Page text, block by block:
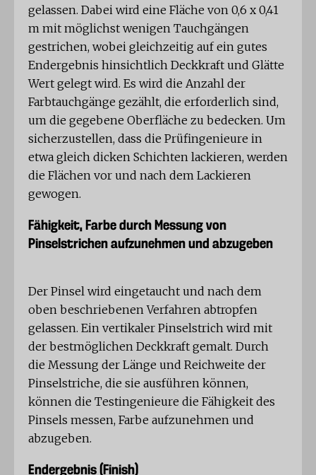
gelassen. Dabei wird eine Fläche von 0,6 x 0,41
m mit möglichst wenigen Tauchgängen
gestrichen, wobei gleichzeitig auf ein gutes
Endergebnis hinsichtlich Deckkraft und Glätte
Wert gelegt wird. Es wird die Anzahl der
Farbtauchgänge gezählt, die erforderlich sind,
um die gegebene Oberfläche zu bedecken. Um
sicherzustellen, dass die Prüfingenieure in
etwa gleich dicken Schichten lackieren, werden
die Flächen vor und nach dem Lackieren
gewogen.
Fähigkeit, Farbe durch Messung von
Pinselstrichen aufzunehmen und abzugeben
Der Pinsel wird eingetaucht und nach dem
oben beschriebenen Verfahren abtropfen
gelassen. Ein vertikaler Pinselstrich wird mit
der bestmöglichen Deckkraft gemalt. Durch
die Messung der Länge und Reichweite der
Pinselstriche, die sie ausführen können,
können die Testingenieure die Fähigkeit des
Pinsels messen, Farbe aufzunehmen und
abzugeben.
Endergebnis (Finish)